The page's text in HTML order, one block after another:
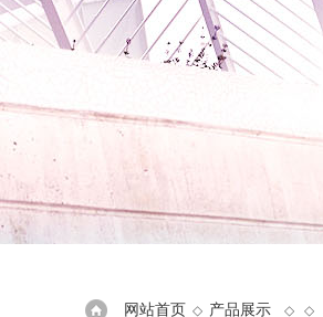
网站首页 ◇ 产品展示 ◇ ◇